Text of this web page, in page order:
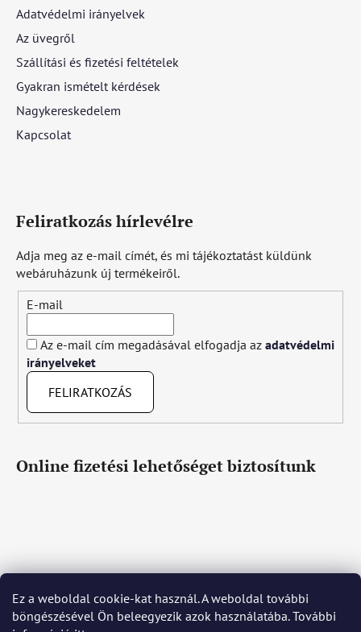
Ez a weboldal cookie-kat használ. A weboldal további
böngészésével Ön beleegyezik azok használatába. További
Adatvédelmi irányelvek
Az üvegről
Szállítási és fizetési feltételek
Gyakran ismételt kérdések
Nagykereskedelem
Kapcsolat
Feliratkozás hírlevélre
Adja meg az e-mail címét, és mi tájékoztatást küldünk
webáruházunk új termékeiről.
E-mail
Az e-mail cím megadásával elfogadja az adatvédelmi
irányelveket
FELIRATKOZÁS
Online fizetési lehetőséget biztosítunk
Čeština Slovenčina English Deutsch Magyar
Język polski Română Italiano Español Français